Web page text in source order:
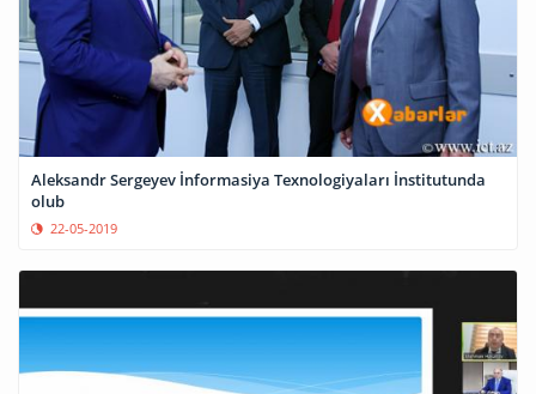
Aleksandr Sergeyev İnformasiya Texnologiyaları İnstitutunda
olub
22-05-2019